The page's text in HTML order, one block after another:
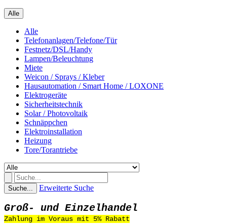
Alle
Alle
Telefonanlagen/Telefone/Tür
Festnetz/DSL/Handy
Lampen/Beleuchtung
Miete
Weicon / Sprays / Kleber
Hausautomation / Smart Home / LOXONE
Elektrogeräte
Sicherheitstechnik
Solar / Photovoltaik
Schnäppchen
Elektroinstallation
Heizung
Tore/Torantriebe
Suche... Erweiterte Suche
Groß- und Einzelhandel
Zahlung im Voraus mit 5% Rabatt